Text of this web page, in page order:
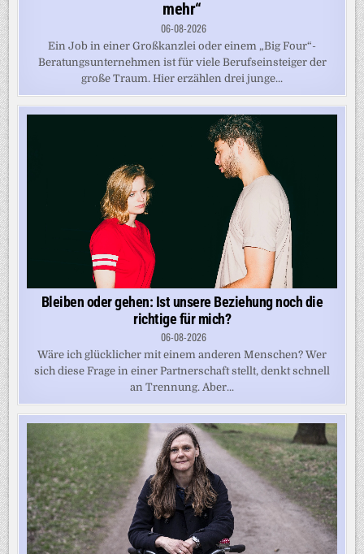
mehr“
06-08-2026
Ein Job in einer Großkanzlei oder einem „Big Four“-
Beratungsunternehmen ist für viele Berufseinsteiger der
große Traum. Hier erzählen drei junge...
Bleiben oder gehen: Ist unsere Beziehung noch die
richtige für mich?
06-08-2026
Wäre ich glücklicher mit einem anderen Menschen? Wer
sich diese Frage in einer Partnerschaft stellt, denkt schnell
an Trennung. Aber...